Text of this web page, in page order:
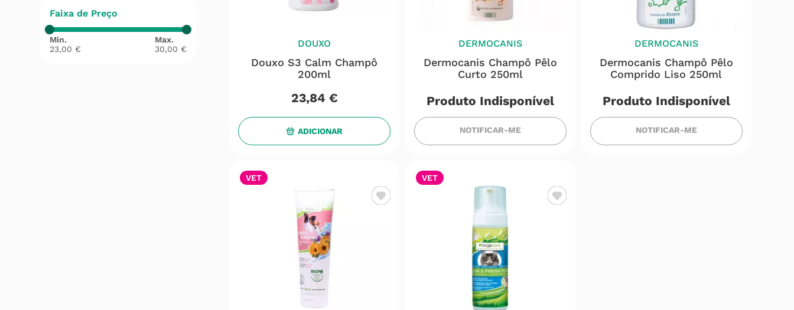
Faixa de Preço
23,00 € 30,00 € DOUXO
Douxo S3 Calm Champô
200ml
23,84 €
ADICIONAR
DERMOCANIS
Dermocanis Champô Pêlo
Curto 250ml
Produto Indisponível
NOTIFICAR-ME
DERMOCANIS
Dermocanis Champô Pêlo
Comprido Liso 250ml
Produto Indisponível
NOTIFICAR-ME
VET VET